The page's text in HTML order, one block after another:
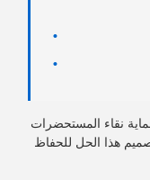
نقاء المستحضرات
تصميم هذا الحل للحفاظ